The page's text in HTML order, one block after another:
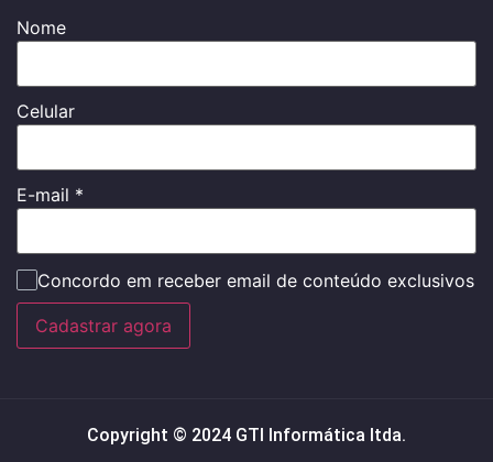
Nome
Celular
E-mail *
Concordo em receber email de conteúdo exclusivos
Cadastrar agora
Copyright © 2024 GTI Informática ltda.